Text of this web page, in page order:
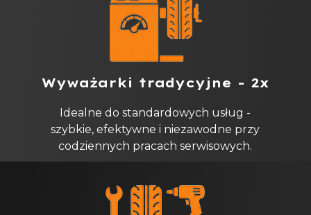
Wyważarki tradycyjne - 2x
Idealne do standardowych usług -
szybkie, efektywne i niezawodne przy
codziennych pracach serwisowych.